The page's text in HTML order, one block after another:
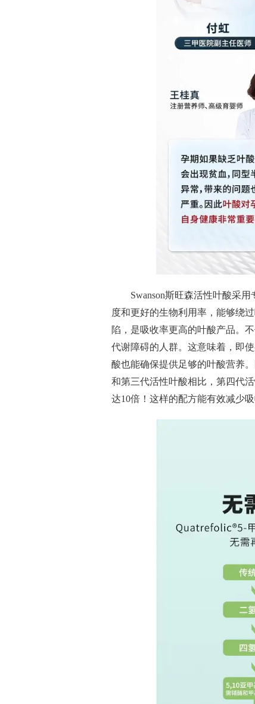
Swanson斯旺森活性叶酸采用
度和更好的生物利用率，能够绕
陷，是吸收率更高的叶酸产品。
代谢障碍的人群。这意味着，即
酸也能确保提供足够的叶酸营养
和第三代活性叶酸相比，第四代活
达10倍！这样的配方能有效减少